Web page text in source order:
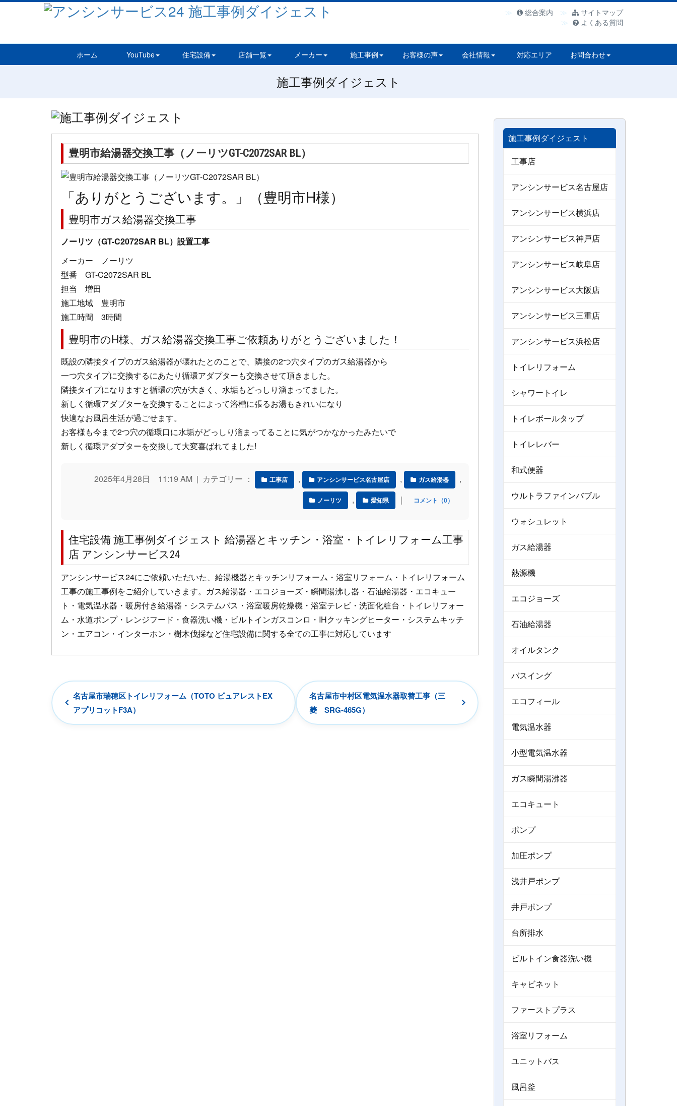
総合案内
サイトマップ
よくある質問
ホーム YouTube 住宅設備 店舗一覧 メーカー 施工事例 お客様の声 会社情報 対応エリア お問合わせ
施工事例ダイジェスト
豊明市給湯器交換工事（ノーリツGT-C2072SAR BL）
「ありがとうございます。」（豊明市H様）
豊明市ガス給湯器交換工事
ノーリツ（GT-C2072SAR BL）設置工事
メーカー ノーリツ
型番 GT-C2072SAR BL
担当 増田
施工地域 豊明市
施工時間 3時間
豊明市のH様、ガス給湯器交換工事ご依頼ありがとうございました！
既設の隣接タイプのガス給湯器が壊れたとのことで、隣接の2つ穴タイプのガス給湯器から
一つ穴タイプに交換するにあたり循環アダプターも交換させて頂きました。
隣接タイプになりますと循環の穴が大きく、水垢もどっしり溜まってました。
新しく循環アダプターを交換することによって浴槽に張るお湯もきれいになり
快適なお風呂生活が過ごせます。
お客様も今まで2つ穴の循環口に水垢がどっしり溜まってることに気がつかなかったみたいで
新しく循環アダプターを交換して大変喜ばれてました!
2025年4月28日 11:19 AM | カテゴリー ： 工事店 , アンシンサービス名古屋店 , ガス給湯器 ,
ノーリツ , 愛知県 ｜ コメント（0）
住宅設備 施工事例ダイジェスト 給湯器とキッチン・浴室・トイレリフォーム工事
店 アンシンサービス24
アンシンサービス24にご依頼いただいた、給湯機器とキッチンリフォーム・浴室リフォーム・トイレリフォーム
工事の施工事例をご紹介していきます。ガス給湯器・エコジョーズ・瞬間湯沸し器・石油給湯器・エコキュー
ト・電気温水器・暖房付き給湯器・システムバス・浴室暖房乾燥機・浴室テレビ・洗面化粧台・トイレリフォー
ム・水道ポンプ・レンジフード・食器洗い機・ビルトインガスコンロ・IHクッキングヒーター・システムキッチ
ン・エアコン・インターホン・樹木伐採など住宅設備に関する全ての工事に対応しています
名古屋市瑞穂区トイレリフォーム（TOTO ピュアレストEX
アプリコットF3A）
名古屋市中村区電気温水器取替工事（三
菱 SRG-465G）
施工事例ダイジェスト
工事店
アンシンサービス名古屋店
アンシンサービス横浜店
アンシンサービス神戸店
アンシンサービス岐阜店
アンシンサービス大阪店
アンシンサービス三重店
アンシンサービス浜松店
トイレリフォーム
シャワートイレ
トイレボールタップ
トイレレバー
和式便器
ウルトラファインバブル
ウォシュレット
ガス給湯器
熱源機
エコジョーズ
石油給湯器
オイルタンク
バスイング
エコフィール
電気温水器
小型電気温水器
ガス瞬間湯沸器
エコキュート
ポンプ
加圧ポンプ
浅井戸ポンプ
井戸ポンプ
台所排水
ビルトイン食器洗い機
キャビネット
ファーストプラス
浴室リフォーム
ユニットバス
風呂釜